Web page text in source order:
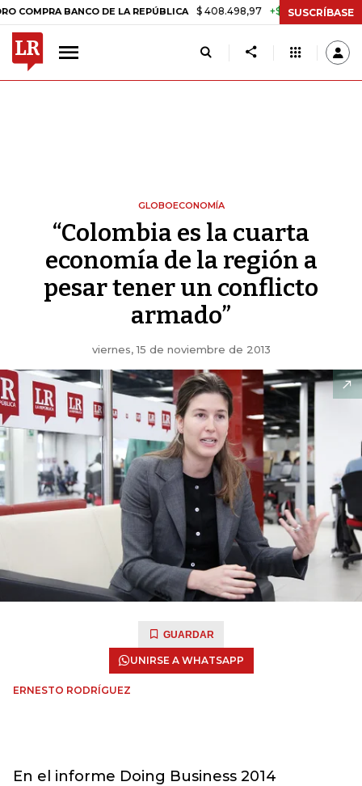
BANCO DE LA REPÚBLICA $ 408.498,97 +$ 8.753,81 +2,19%
SUSCRÍBASE
GLOBOECONOMÍA
“Colombia es la cuarta
economía de la región a
pesar tener un conflicto
armado”
viernes, 15 de noviembre de 2013
GUARDAR
UNIRSE A WHATSAPP
ERNESTO RODRÍGUEZ
En el informe Doing Business 2014